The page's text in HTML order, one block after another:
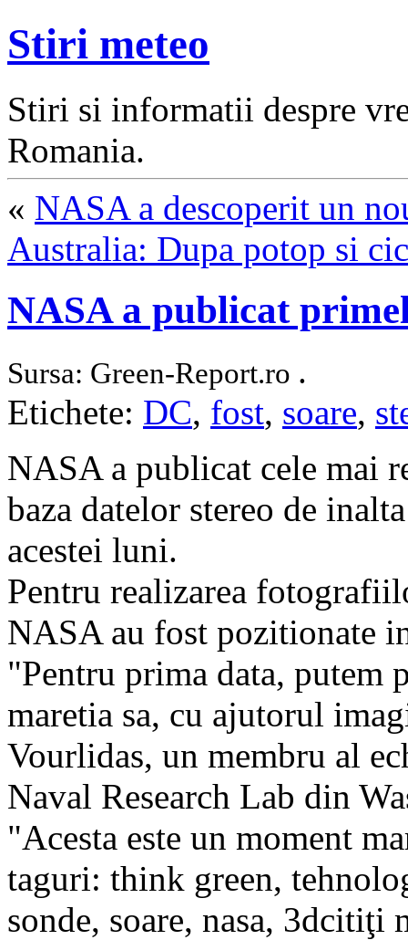
Stiri meteo
Stiri si informatii despre
Romania.
« NASA a descoperit un
Australia: Dupa potop si
NASA a publicat
Sursa: Green-Report.ro .
Etichete: DC, fost, soare,
NASA a publicat cele mai
baza datelor stereo de
acestei luni.
Pentru realizarea
NASA au fost pozitionate
"Pentru prima data, putem
maretia sa, cu ajutorul
Vourlidas, un membru al
Naval Research Lab din
"Acesta este un moment
taguri: think green,
sonde, soare, nasa, 3dcitiţi